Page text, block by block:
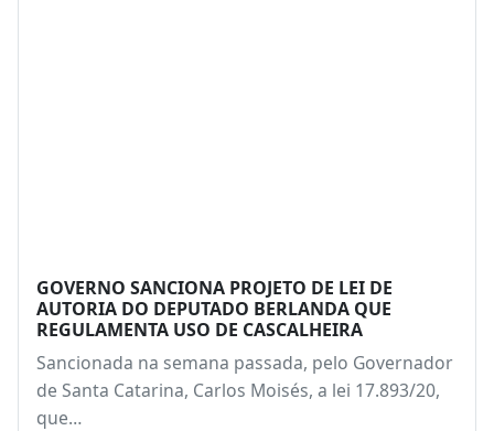
GOVERNO SANCIONA PROJETO DE LEI DE
AUTORIA DO DEPUTADO BERLANDA QUE
REGULAMENTA USO DE CASCALHEIRA
Sancionada na semana passada, pelo Governador
de Santa Catarina, Carlos Moisés, a lei 17.893/20,
que…